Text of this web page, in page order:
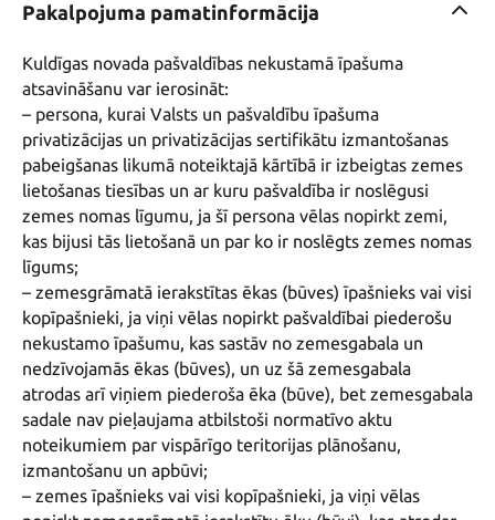
Pakalpojuma pamatinformācija
Kuldīgas novada pašvaldības nekustamā īpašuma
atsavināšanu var ierosināt:
– persona, kurai Valsts un pašvaldību īpašuma
privatizācijas un privatizācijas sertifikātu izmantošanas
pabeigšanas likumā noteiktajā kārtībā ir izbeigtas zemes
lietošanas tiesības un ar kuru pašvaldība ir noslēgusi
zemes nomas līgumu, ja šī persona vēlas nopirkt zemi,
kas bijusi tās lietošanā un par ko ir noslēgts zemes nomas
līgums;
– zemesgrāmatā ierakstītas ēkas (būves) īpašnieks vai visi
kopīpašnieki, ja viņi vēlas nopirkt pašvaldībai piederošu
nekustamo īpašumu, kas sastāv no zemesgabala un
nedzīvojamās ēkas (būves), un uz šā zemesgabala
atrodas arī viņiem piederoša ēka (būve), bet zemesgabala
sadale nav pieļaujama atbilstoši normatīvo aktu
noteikumiem par vispārīgo teritorijas plānošanu,
izmantošanu un apbūvi;
– zemes īpašnieks vai visi kopīpašnieki, ja viņi vēlas